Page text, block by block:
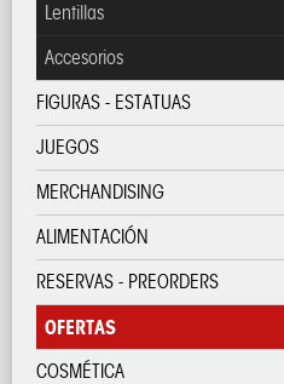
Lentillas
Accesorios
FIGURAS - ESTATUAS
JUEGOS
MERCHANDISING
ALIMENTACIÓN
RESERVAS - PREORDERS
OFERTAS
COSMÉTICA